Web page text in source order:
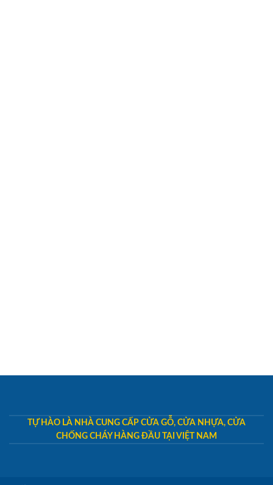
TỰ HÀO LÀ NHÀ CUNG CẤP CỬA GỖ, CỬA NHỰA, CỬA
CHỐNG CHÁY HÀNG ĐẦU TẠI VIỆT NAM